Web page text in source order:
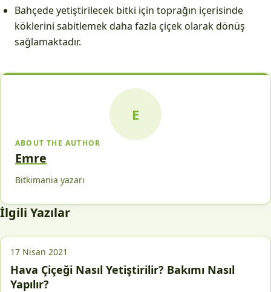
Bahçede yetiştirilecek bitki için toprağın içerisinde
köklerini sabitlemek daha fazla çiçek olarak dönüş
sağlamaktadır.
E
ABOUT THE AUTHOR
Emre
Bitkimania yazarı
İlgili Yazılar
17 Nisan 2021
Hava Çiçeği Nasıl Yetiştirilir? Bakımı Nasıl
Yapılır?